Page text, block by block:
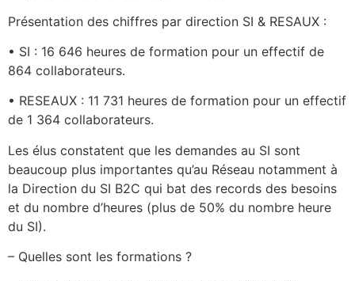
Présentation des chiffres par direction SI & RESAUX :
• SI : 16 646 heures de formation pour un effectif de
864 collaborateurs.
• RESEAUX : 11 731 heures de formation pour un effectif
de 1 364 collaborateurs.
Les élus constatent que les demandes au SI sont
beaucoup plus importantes qu’au Réseau notamment à
la Direction du SI B2C qui bat des records des besoins
et du nombre d’heures (plus de 50% du nombre heure
du SI).
– Quelles sont les formations ?